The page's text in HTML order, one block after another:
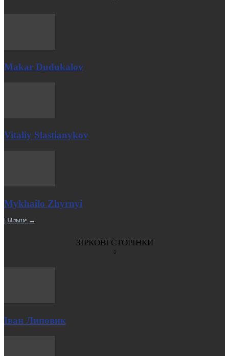
Makar Dudukalov
Vitaliy Slastianykov
Mykhailo Zhyrnyi
| Більше →
ЗІРКОВІ СТОРІНКИ
Іван Липовик